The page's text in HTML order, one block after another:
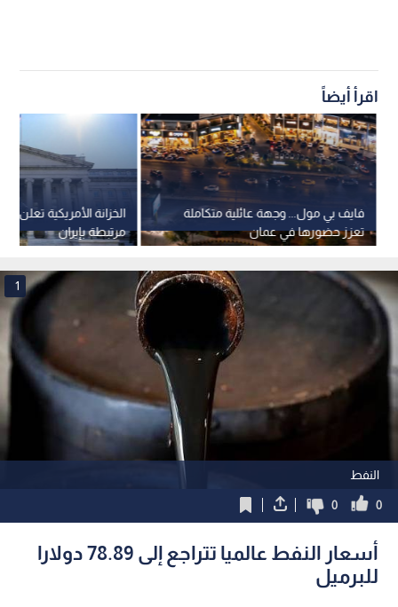
اقرأ أيضاً
الخزانة الأمريكية تعلن
مرتبطة بإيران
فايف بي مول... وجهة عائلية متكاملة
تعزز حضورها في عمان
النفط
1
0
0
أسعار النفط عالميا تتراجع إلى 78.89 دولارا
للبرميل